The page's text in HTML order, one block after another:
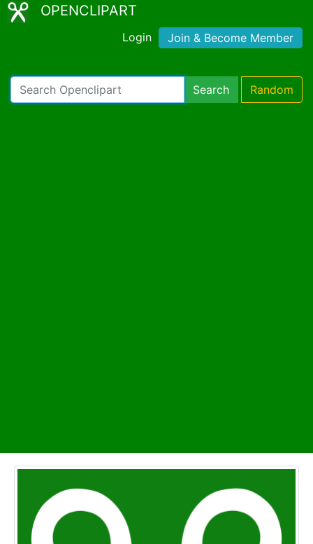
OPENCLIPART
Login Join & Become Member
Search Random